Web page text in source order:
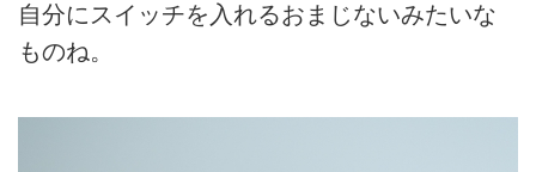
自分にスイッチを入れるおまじないみたいな
ものね。